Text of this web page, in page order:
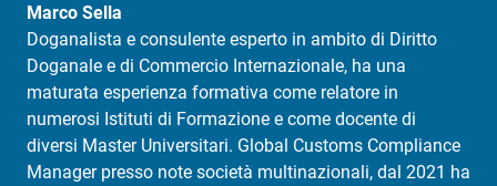
Marco Sella
Doganalista e consulente esperto in ambito di Diritto
Doganale e di Commercio Internazionale, ha una
maturata esperienza formativa come relatore in
numerosi Istituti di Formazione e come docente di
diversi Master Universitari. Global Customs Compliance
Manager presso note società multinazionali, dal 2021 ha